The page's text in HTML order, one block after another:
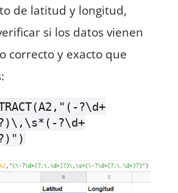
de latitud y longitud,
si los datos vienen
correcto y exacto que
?\d+
?\d+